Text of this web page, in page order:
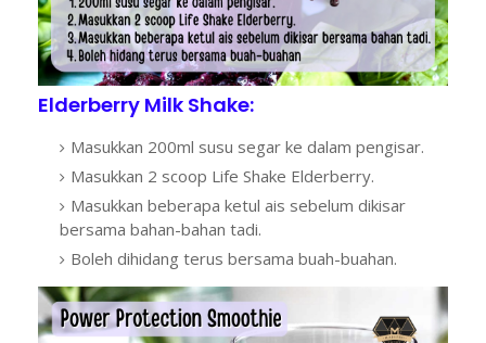
Elderberry Milk Shake:
Masukkan 200ml susu segar ke dalam pengisar.
Masukkan 2 scoop Life Shake Elderberry.
Masukkan beberapa ketul ais sebelum dikisar
bersama bahan-bahan tadi.
Boleh dihidang terus bersama buah-buahan.